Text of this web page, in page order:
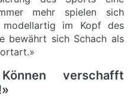
mehr spielen sich
modellartig im Kopf des
bewährt sich Schach als
verschafft